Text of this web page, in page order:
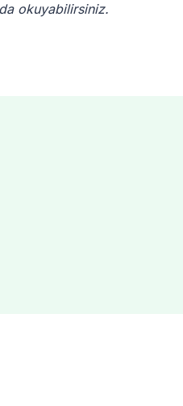
okuyabilirsiniz.